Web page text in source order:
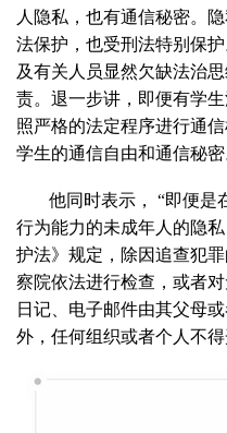
人隐私，也有通信秘密。
法保护，也受刑法特别保
及有关人员显然欠缺法治
责。退一步讲，即便有学
照严格的法定程序进行通
学生的通信自由和通信秘密
他同时表示， “即便是
行为能力的未成年人的隐
护法》规定，除因追查犯
察院依法进行检查，或者
日记、电子邮件由其父母
外，任何组织或者个人不